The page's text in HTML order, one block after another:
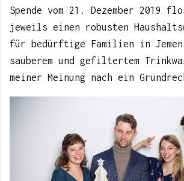
Spende vom 21. Dezember 2019
jeweils einen robusten
für bedürftige Familien in
sauberem und gefiltertem
meiner Meinung nach ein